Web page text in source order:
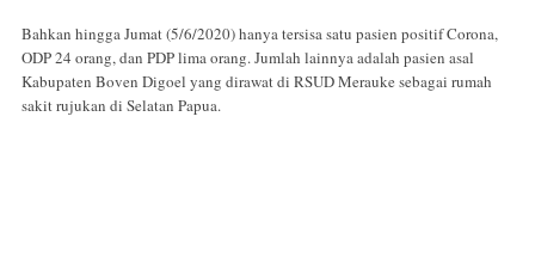
Bahkan hingga Jumat (5/6/2020) hanya tersisa satu pasien positif Corona,
ODP 24 orang, dan PDP lima orang. Jumlah lainnya adalah pasien asal
Kabupaten Boven Digoel yang dirawat di RSUD Merauke sebagai rumah
sakit rujukan di Selatan Papua.